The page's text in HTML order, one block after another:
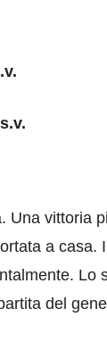
s.v.
Una vittoria
a casa.
Lo
del